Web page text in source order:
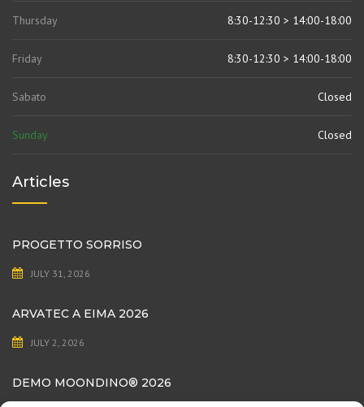
Thursday 8:30-12:30 > 14:00-18:00
Friday 8:30-12:30 > 14:00-18:00
Sabato Closed
Sunday Closed
Articles
PROGETTO SORRISO
JULY 31, 2026
ARVATEC A EIMA 2026
JULY 2, 2026
DEMO MOONDINO®️ 2026